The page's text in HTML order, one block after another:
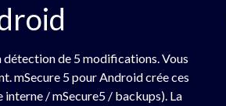
détection de 5 modifications. Vous
mSecure 5 pour Android crée ces
/ mSecure5 / backups). La